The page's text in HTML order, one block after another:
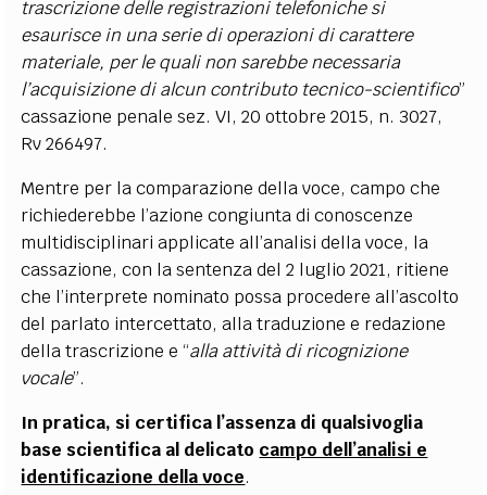
trascrizione delle registrazioni telefoniche si
esaurisce in una serie di operazioni di carattere
materiale, per le quali non sarebbe necessaria
l’acquisizione di alcun contributo tecnico-scientifico”
cassazione penale sez. VI, 20 ottobre 2015, n. 3027,
Rv 266497.
Mentre per la comparazione della voce, campo che
richiederebbe l’azione congiunta di conoscenze
multidisciplinari applicate all’analisi della voce, la
cassazione, con la sentenza del 2 luglio 2021, ritiene
che l’interprete nominato possa procedere all’ascolto
del parlato intercettato, alla traduzione e redazione
della trascrizione e “alla attività di ricognizione
vocale”.
In pratica, si certifica l’assenza di qualsivoglia
base scientifica al delicato campo dell’analisi e
identificazione della voce.